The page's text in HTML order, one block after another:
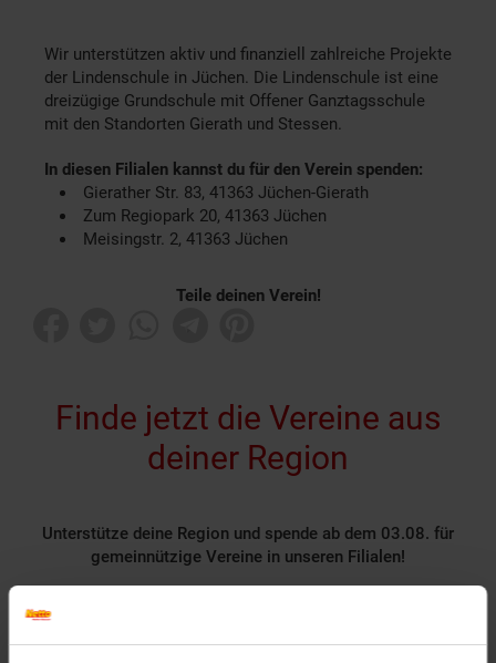
Wir unterstützen aktiv und finanziell zahlreiche Projekte
der Lindenschule in Jüchen. Die Lindenschule ist eine
dreizügige Grundschule mit Offener Ganztagsschule
mit den Standorten Gierath und Stessen.
In diesen Filialen kannst du für den Verein spenden:
Gierather Str. 83, 41363 Jüchen-Gierath
Zum Regiopark 20, 41363 Jüchen
Meisingstr. 2, 41363 Jüchen
Teile deinen Verein!
Finde jetzt die Vereine aus
deiner Region
Unterstütze deine Region und spende ab dem 03.08. für
gemeinnützige Vereine in unseren Filialen!
Unterstützung.